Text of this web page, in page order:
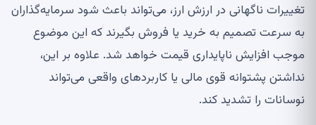
تغییرات ناگهانی در ارزش ارز، می‌تواند باعث شود سرمایه‌گذاران
به سرعت تصمیم به خرید یا فروش بگیرند که این موضوع
موجب افزایش ناپایداری قیمت خواهد شد. علاوه بر این،
نداشتن پشتوانه قوی مالی یا کاربردهای واقعی می‌تواند
نوسانات را تشدید کند.